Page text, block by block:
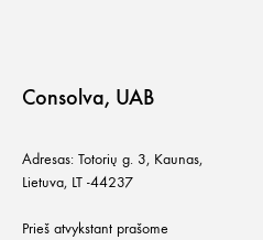
Consolva, UAB
Adresas: Totorių g. 3, Kaunas,
Lietuva, LT -44237
Prieš atvykstant prašome